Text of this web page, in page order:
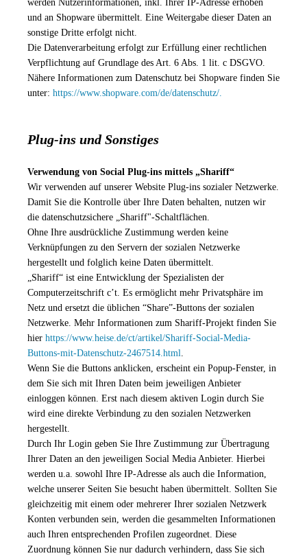
werden Nutzerinformationen, inkl. Ihrer IP-Adresse erhoben
und an Shopware übermittelt. Eine Weitergabe dieser Daten an
sonstige Dritte erfolgt nicht.
Die Datenverarbeitung erfolgt zur Erfüllung einer rechtlichen
Verpflichtung auf Grundlage des Art. 6 Abs. 1 lit. c DSGVO.
Nähere Informationen zum Datenschutz bei Shopware finden Sie
unter: https://www.shopware.com/de/datenschutz/.
Plug-ins und Sonstiges
Verwendung von Social Plug-ins mittels „Shariff“
Wir verwenden auf unserer Website Plug-ins sozialer Netzwerke.
Damit Sie die Kontrolle über Ihre Daten behalten, nutzen wir
die datenschutzsichere „Shariff"-Schaltflächen.
Ohne Ihre ausdrückliche Zustimmung werden keine
Verknüpfungen zu den Servern der sozialen Netzwerke
hergestellt und folglich keine Daten übermittelt.
„Shariff“ ist eine Entwicklung der Spezialisten der
Computerzeitschrift c’t. Es ermöglicht mehr Privatsphäre im
Netz und ersetzt die üblichen “Share”-Buttons der sozialen
Netzwerke. Mehr Informationen zum Shariff-Projekt finden Sie
hier https://www.heise.de/ct/artikel/Shariff-Social-Media-
Buttons-mit-Datenschutz-2467514.html.
Wenn Sie die Buttons anklicken, erscheint ein Popup-Fenster, in
dem Sie sich mit Ihren Daten beim jeweiligen Anbieter
einloggen können. Erst nach diesem aktiven Login durch Sie
wird eine direkte Verbindung zu den sozialen Netzwerken
hergestellt.
Durch Ihr Login geben Sie Ihre Zustimmung zur Übertragung
Ihrer Daten an den jeweiligen Social Media Anbieter. Hierbei
werden u.a. sowohl Ihre IP-Adresse als auch die Information,
welche unserer Seiten Sie besucht haben übermittelt. Sollten Sie
gleichzeitig mit einem oder mehrerer Ihrer sozialen Netzwerk
Konten verbunden sein, werden die gesammelten Informationen
auch Ihren entsprechenden Profilen zugeordnet. Diese
Zuordnung können Sie nur dadurch verhindern, dass Sie sich